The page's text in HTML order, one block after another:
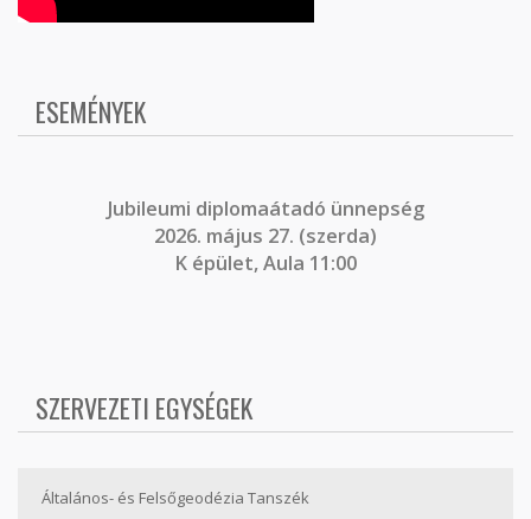
ESEMÉNYEK
Jubileumi diplomaátadó ünnepség
2026. május 27. (szerda)
K épület, Aula 11:00
SZERVEZETI EGYSÉGEK
Általános- és Felsőgeodézia Tanszék